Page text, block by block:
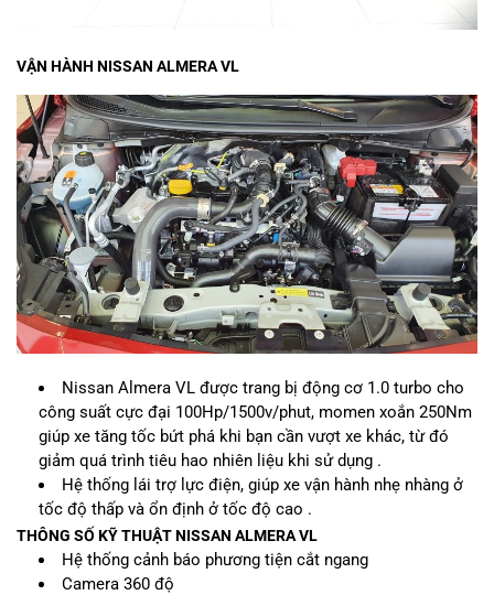
VẬN HÀNH NISSAN ALMERA VL
Nissan Almera VL được trang bị động cơ 1.0 turbo cho
công suất cực đại 100Hp/1500v/phut, momen xoắn 250Nm
giúp xe tăng tốc bứt phá khi bạn cần vượt xe khác, từ đó
giảm quá trình tiêu hao nhiên liệu khi sử dụng .
Hệ thống lái trợ lực điện, giúp xe vận hành nhẹ nhàng ở
tốc độ thấp và ổn định ở tốc độ cao .
THÔNG SỐ KỸ THUẬT NISSAN ALMERA VL
Hệ thống cảnh báo phương tiện cắt ngang
Camera 360 độ